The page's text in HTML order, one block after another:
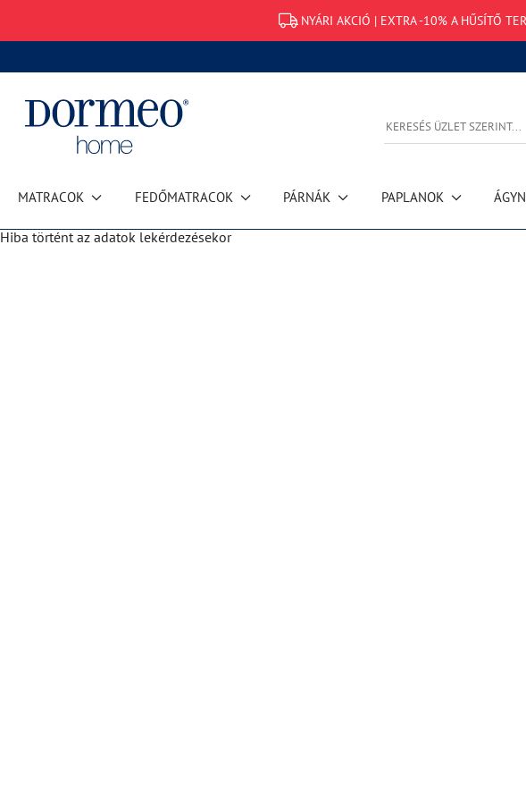
NYÁRI AKCIÓ | EXTRA -10% A HŰSÍTŐ
MATRACOK FEDŐMATRACOK PÁRNÁK PAPLANOK
Hiba történt az adatok lekérdezésekor